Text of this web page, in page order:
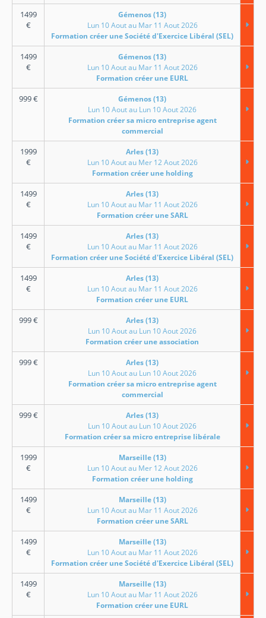
1499
€
Gémenos (13)
Lun 10 Aout au Mar 11 Aout 2026
Formation créer une Société d'Exercice Libéral (SEL)
1499
€
Gémenos (13)
Lun 10 Aout au Mar 11 Aout 2026
Formation créer une EURL
999€
Gémenos (13)
Lun 10 Aout au Lun 10 Aout 2026
Formation créer sa micro entreprise agent
commercial
1999
€
Arles (13)
Lun 10 Aout au Mer 12 Aout 2026
Formation créer une holding
1499
€
Arles (13)
Lun 10 Aout au Mar 11 Aout 2026
Formation créer une SARL
1499
€
Arles (13)
Lun 10 Aout au Mar 11 Aout 2026
Formation créer une Société d'Exercice Libéral (SEL)
1499
€
Arles (13)
Lun 10 Aout au Mar 11 Aout 2026
Formation créer une EURL
999€
Arles (13)
Lun 10 Aout au Lun 10 Aout 2026
Formation créer une association
999€
Arles (13)
Lun 10 Aout au Lun 10 Aout 2026
Formation créer sa micro entreprise agent
commercial
999€
Arles (13)
Lun 10 Aout au Lun 10 Aout 2026
Formation créer sa micro entreprise libérale
1999
€
Marseille (13)
Lun 10 Aout au Mer 12 Aout 2026
Formation créer une holding
1499
€
Marseille (13)
Lun 10 Aout au Mar 11 Aout 2026
Formation créer une SARL
1499
€
Marseille (13)
Lun 10 Aout au Mar 11 Aout 2026
Formation créer une Société d'Exercice Libéral (SEL)
1499
€
Marseille (13)
Lun 10 Aout au Mar 11 Aout 2026
Formation créer une EURL